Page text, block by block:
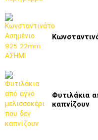
Φυτιλάκια
καπνίζουν